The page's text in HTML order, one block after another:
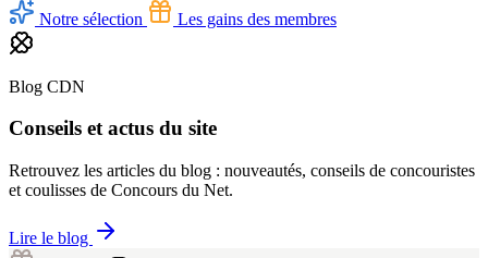
Notre sélection Les gains des membres
Blog CDN
Conseils et actus du site
Retrouvez les articles du blog : nouveautés, conseils de concouristes
et coulisses de Concours du Net.
Lire le blog